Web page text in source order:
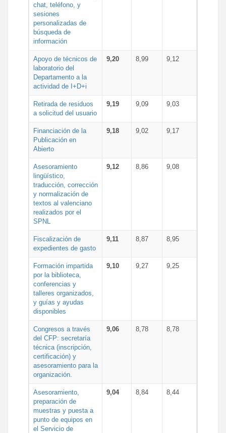
chat, teléfono, y
sesiones
personalizadas de
búsqueda de
información
Apoyo de técnicos de
laboratorio del
Departamento a la
actividad de I+D+i
9,20 8,99 9,12
Retirada de residuos
a solicitud del usuario
9,19 9,09 9,03
Financiación de la
Publicación en
Abierto
9,18 9,02 9,17
Asesoramiento
lingüístico,
traducción, corrección
y normalización de
textos al valenciano
realizados por el
SPNL
9,12 8,86 9,08
Fiscalización de
expedientes de gasto
9,11 8,87 8,95
Formación impartida
por la biblioteca,
conferencias y
talleres organizados,
y guías y ayudas
disponibles
9,10 9,27 9,25
Congresos a través
del CFP: secretaría
técnica (inscripción,
certificación) y
asesoramiento para la
organización.
9,06 8,78 8,78
Asesoramiento,
preparación de
muestras y puesta a
punto de equipos en
el Servicio de
9,04 8,84 8,44